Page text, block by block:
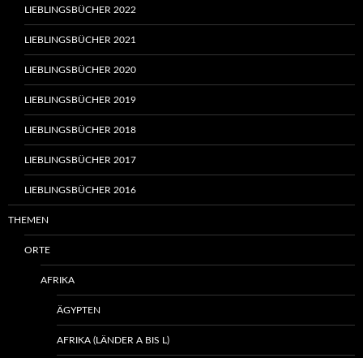
LIEBLINGSBÜCHER 2022
LIEBLINGSBÜCHER 2021
LIEBLINGSBÜCHER 2020
LIEBLINGSBÜCHER 2019
LIEBLINGSBÜCHER 2018
LIEBLINGSBÜCHER 2017
LIEBLINGSBÜCHER 2016
THEMEN
ORTE
AFRIKA
ÄGYPTEN
AFRIKA (LÄNDER A BIS L)